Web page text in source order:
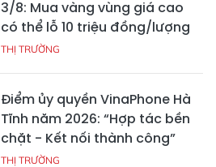
3/8: Mua vàng vùng giá cao
có thể lỗ 10 triệu đồng/lượng
THỊ TRƯỜNG
Điểm ủy quyền VinaPhone Hà
Tĩnh năm 2026: “Hợp tác bền
chặt - Kết nối thành công”
THỊ TRƯỜNG